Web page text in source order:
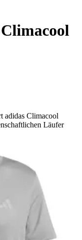
adidas Climacool
Läufer